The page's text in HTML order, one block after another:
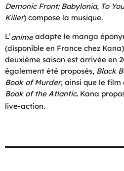
Demonic Front: Babylonia, To
Killer) compose la musique.
L’animeadapte le manga
(disponible en France chez
deuxième saison est arrivée en
également été proposés, Black
Book of Murder, ainsi que le film
Book of the Atlantic. Kana
live-action.